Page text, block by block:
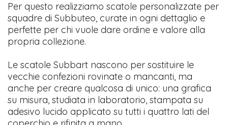
Per questo realizziamo scatole personalizzate per
squadre di Subbuteo, curate in ogni dettaglio e
perfette per chi vuole dare ordine e valore alla
propria collezione.
Le scatole Subbart nascono per sostituire le
vecchie confezioni rovinate o mancanti, ma
anche per creare qualcosa di unico: una grafica
su misura, studiata in laboratorio, stampata su
adesivo lucido applicato su tutti i quattro lati del